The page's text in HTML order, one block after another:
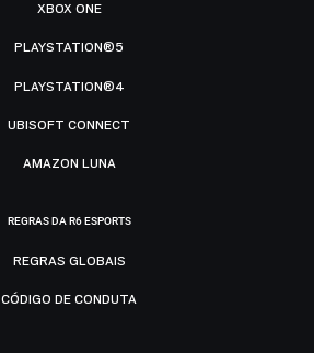
XBOX ONE
PLAYSTATION®5
PLAYSTATION®4
UBISOFT CONNECT
AMAZON LUNA
REGRAS DA R6 ESPORTS
REGRAS GLOBAIS
CÓDIGO DE CONDUTA